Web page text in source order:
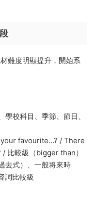
難度明顯提升，開始系
校科目、季節、節日、
your favourite…? / There
比較級（bigger than）
去式）、一般将來時
詞比較級